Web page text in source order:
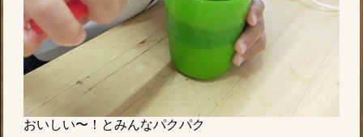
おいしい〜！とみんなパクパク